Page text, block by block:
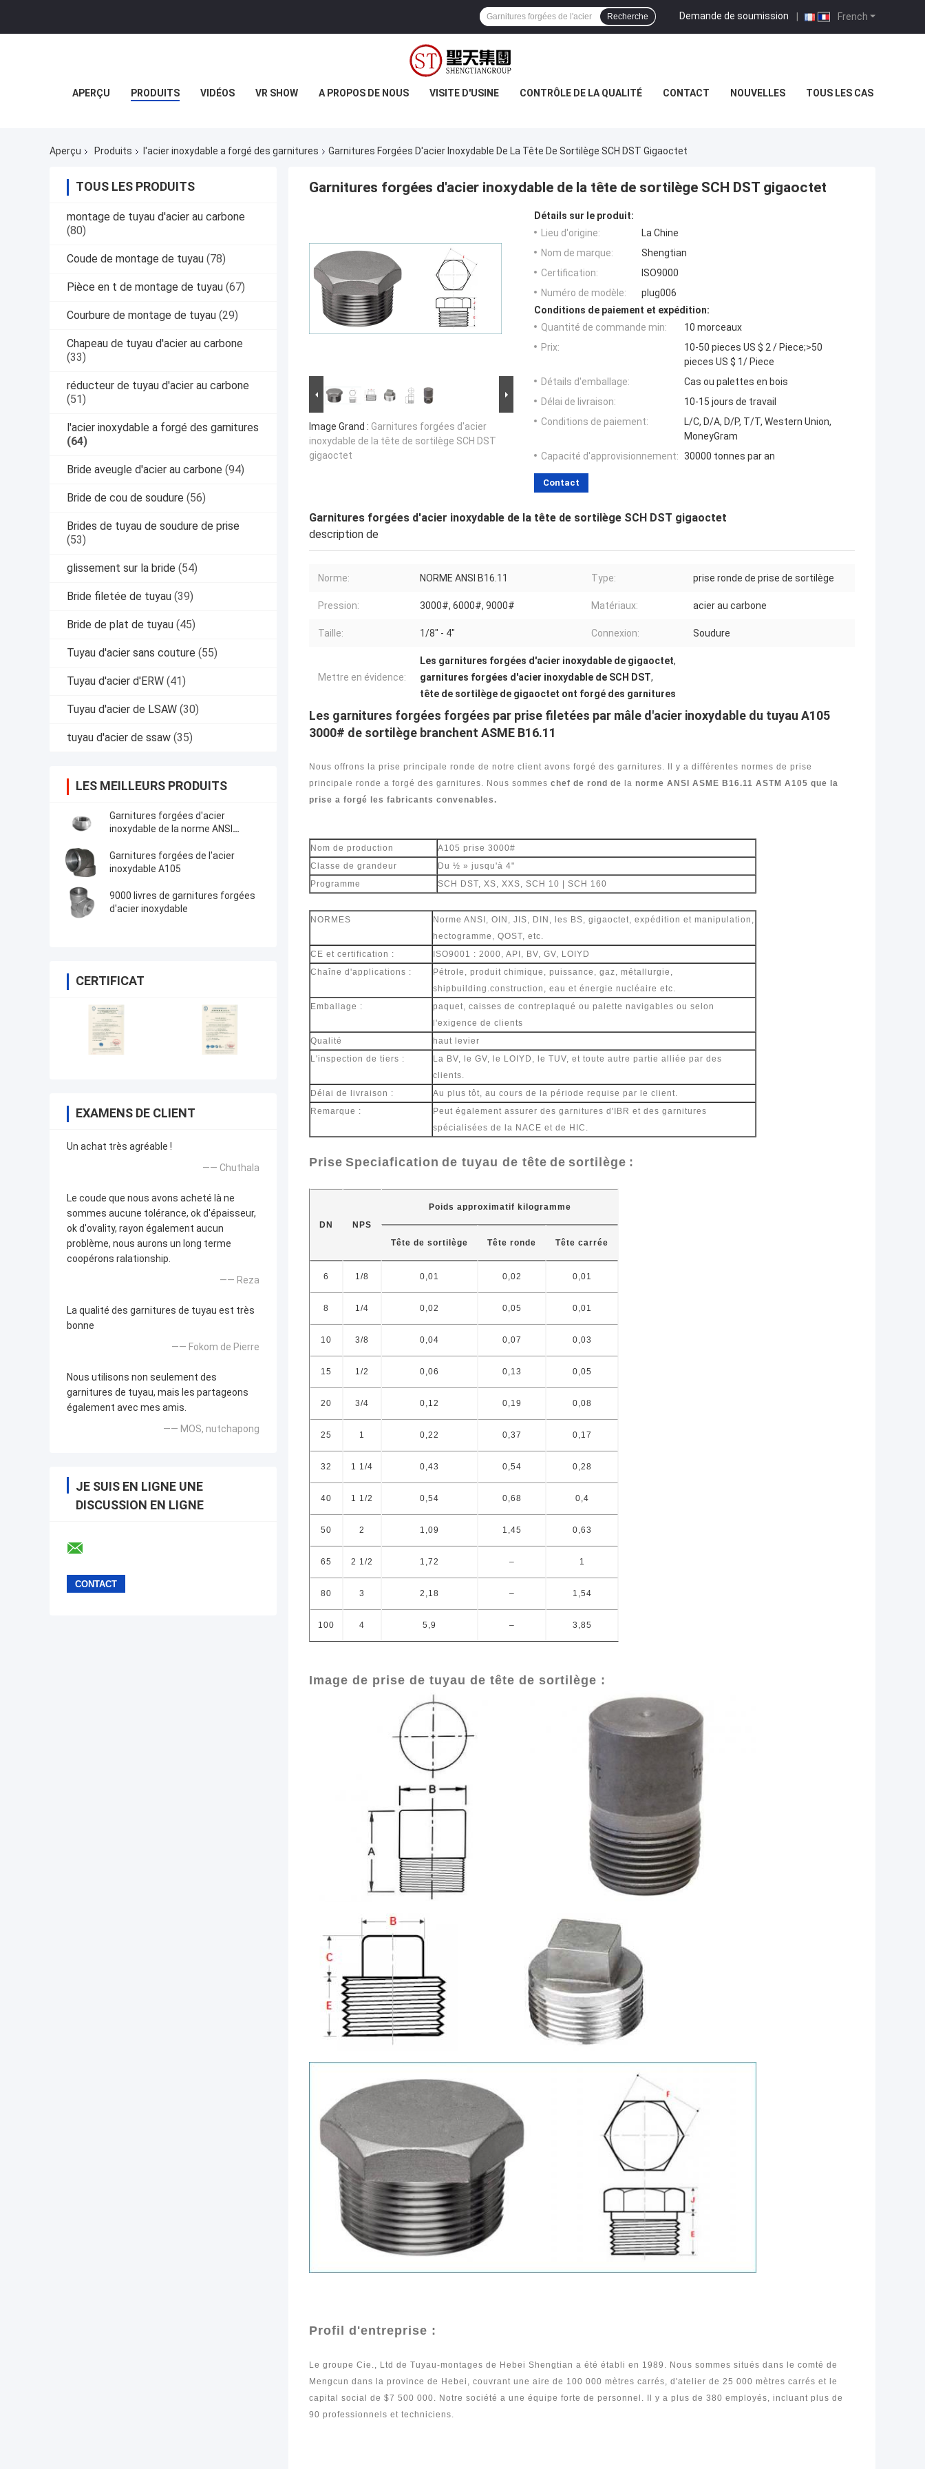
French
Demande de soumission |
Recherche
APERÇU PRODUITS VIDÉOS VR SHOW A PROPOS DE NOUS VISITE D'USINE CONTRÔLE DE LA QUALITÉ CONTACT NOUVELLES TOUS LES CAS
Aperçu Produits l'acier inoxydable a forgé des garnitures Garnitures Forgées D'acier Inoxydable De La Tête De Sortilège SCH DST Gigaoctet
TOUS LES PRODUITS
montage de tuyau d'acier au carbone
(80)
Coude de montage de tuyau (78)
Pièce en t de montage de tuyau (67)
Courbure de montage de tuyau (29)
Chapeau de tuyau d'acier au carbone
(33)
réducteur de tuyau d'acier au carbone
(51)
l'acier inoxydable a forgé des garnitures
(64)
Bride aveugle d'acier au carbone (94)
Bride de cou de soudure (56)
Brides de tuyau de soudure de prise
(53)
glissement sur la bride (54)
Bride filetée de tuyau (39)
Bride de plat de tuyau (45)
Tuyau d'acier sans couture (55)
Tuyau d'acier d'ERW (41)
Tuyau d'acier de LSAW (30)
tuyau d'acier de ssaw (35)
LES MEILLEURS PRODUITS
Garnitures forgées d'acier
inoxydable de la norme ANSI
Garnitures forgées de l'acier
inoxydable A105
9000 livres de garnitures forgées
d'acier inoxydable
CERTIFICAT
EXAMENS DE CLIENT
Un achat très agréable !
—— Chuthala
Le coude que nous avons acheté là ne
sommes aucune tolérance, ok d'épaisseur,
ok d'ovality, rayon également aucun
problème, nous aurons un long terme
coopérons ralationship.
—— Reza
La qualité des garnitures de tuyau est très
bonne
—— Fokom de Pierre
Nous utilisons non seulement des
garnitures de tuyau, mais les partageons
également avec mes amis.
—— MOS, nutchapong
JE SUIS EN LIGNE UNE
DISCUSSION EN LIGNE
Garnitures forgées d'acier inoxydable de la tête de sortilège SCH DST gigaoctet
Image Grand : Garnitures forgées d'acier
inoxydable de la tête de sortilège SCH DST
gigaoctet
Détails sur le produit:
Lieu d'origine:
La Chine
Nom de marque:
Shengtian
Certification:
ISO9000
Numéro de modèle:
plug006
Conditions de paiement et expédition:
Quantité de commande min:
10 morceaux
Prix:
10-50 pieces US $ 2 / Piece;>50
pieces US $ 1/ Piece
Détails d'emballage:
Cas ou palettes en bois
Délai de livraison:
10-15 jours de travail
Conditions de paiement:
L/C, D/A, D/P, T/T, Western Union,
MoneyGram
Capacité d'approvisionnement: 30000 tonnes par an
Contact
Garnitures forgées d'acier inoxydable de la tête de sortilège SCH DST gigaoctet
description de
Norme: NORME ANSI B16.11 Type: prise ronde de prise de sortilège
Pression: 3000#, 6000#, 9000# Matériaux: acier au carbone
Taille: 1/8" - 4" Connexion: Soudure
Mettre en évidence:
Les garnitures forgées d'acier inoxydable de gigaoctet,
garnitures forgées d'acier inoxydable de SCH DST,
tête de sortilège de gigaoctet ont forgé des garnitures
Les garnitures forgées forgées par prise filetées par mâle d'acier inoxydable du tuyau A105
3000# de sortilège branchent ASME B16.11
Nous offrons la prise principale ronde de notre client avons forgé des garnitures. Il y a différentes normes de prise
principale ronde a forgé des garnitures. Nous sommes chef de rond de la norme ANSI ASME B16.11 ASTM A105 que la
prise a forgé les fabricants convenables.
Nom de production
A105 prise 3000#
Classe de grandeur
Du ½ » jusqu'à 4"
Programme
SCH DST, XS, XXS, SCH 10 | SCH 160
NORMES
Norme ANSI, OIN, JIS, DIN, les BS, gigaoctet, expédition et manipulation,
hectogramme, QOST, etc.
CE et certification :
ISO9001 : 2000, API, BV, GV, LOIYD
Chaîne d'applications :
Pétrole, produit chimique, puissance, gaz, métallurgie,
shipbuilding.construction, eau et énergie nucléaire etc.
Emballage :
paquet, caisses de contreplaqué ou palette navigables ou selon
l'exigence de clients
Qualité
haut levier
L'inspection de tiers :
La BV, le GV, le LOIYD, le TUV, et toute autre partie alliée par des
clients.
Délai de livraison :
Au plus tôt, au cours de la période requise par le client.
Remarque :
Peut également assurer des garnitures d'IBR et des garnitures
spécialisées de la NACE et de HIC.
Prise Speciafication de tuyau de tête de sortilège :
DN NPS
Poids approximatif kilogramme
Tête de sortilège Tête ronde Tête carrée
6 1/8 0,01 0,02 0,01
8 1/4 0,02 0,05 0,01
10 3/8 0,04 0,07 0,03
15 1/2 0,06 0,13 0,05
20 3/4 0,12 0,19 0,08
25 1 0,22 0,37 0,17
32 1 1/4 0,43 0,54 0,28
40 1 1/2 0,54 0,68 0,4
50 2 1,09 1,45 0,63
65 2 1/2 1,72 – 1
80 3 2,18 – 1,54
100 4 5,9 – 3,85
Image de prise de tuyau de tête de sortilège :
Profil d'entreprise :
Le groupe Cie., Ltd de Tuyau-montages de Hebei Shengtian a été établi en 1989. Nous sommes situés dans le comté de
Mengcun dans la province de Hebei, couvrant une aire de 100 000 mètres carrés, d'atelier de 25 000 mètres carrés et le
capital social de $7 500 000. Notre société a une équipe forte de personnel. Il y a plus de 380 employés, incluant plus de
90 professionnels et techniciens.